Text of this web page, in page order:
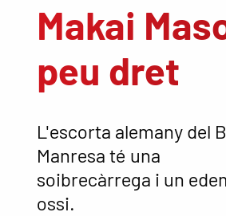
Makai
peu dret
L'escorta alemany del
Manresa té una
soibrecàrrega i un
ossi.